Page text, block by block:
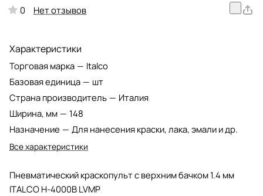
0 Нет отзывов
Характеристики
Торговая марка — Italco
Базовая единица — шт
Страна производитель — Италия
Ширина, мм — 148
Назначение — Для нанесения краски, лака, эмали и др.
Все характеристики
Пневматический краскопульт с верхним бачком 1.4 мм
ITALCO H-4000B LVMP